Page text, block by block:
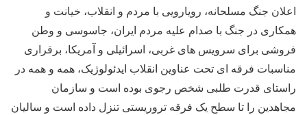
اعلان جنگ مسلحانه، رویارویی با مردم و انقلاب، خیانت و
همکاری در جنگ با صدام علیه مردم ایران، جاسوسی و وطن
فروشی برای سرویس های غربی، اسرائیلی و آمریکا، برقراری
مناسبات فرقه ای تحت عناوین انقلاب ایدئولوژیک، همه و همه در
راستای قدرت طلبی شخص رجوی بوده است و سازمان
مجاهدین را تا سطح یک فرقه تروریستی تنزل داده است و سالیان